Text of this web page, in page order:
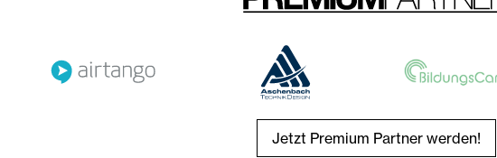
Jetzt Premium Partner werden!